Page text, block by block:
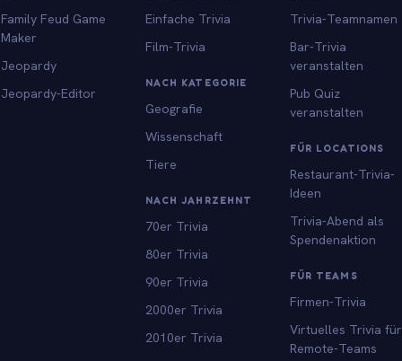
Family Feud Game
Maker
Jeopardy
Jeopardy-Editor
Einfache Trivia
Film-Trivia
NACH KATEGORIE
Geografie
Wissenschaft
Tiere
NACH JAHRZEHNT
70er Trivia
80er Trivia
90er Trivia
2000er Trivia
2010er Trivia
Trivia-Teamnamen
Bar-Trivia
veranstalten
Pub Quiz
veranstalten
FÜR LOCATIONS
Restaurant-Trivia-
Ideen
Trivia-Abend als
Spendenaktion
FÜR TEAMS
Firmen-Trivia
Virtuelles Trivia für
Remote-Teams